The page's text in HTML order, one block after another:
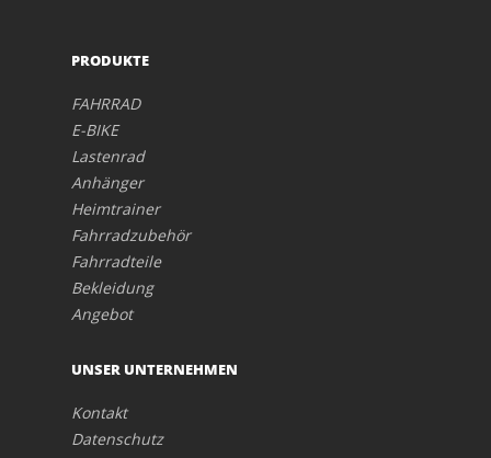
PRODUKTE
FAHRRAD
E-BIKE
Lastenrad
Anhänger
Heimtrainer
Fahrradzubehör
Fahrradteile
Bekleidung
Angebot
UNSER UNTERNEHMEN
Kontakt
Datenschutz